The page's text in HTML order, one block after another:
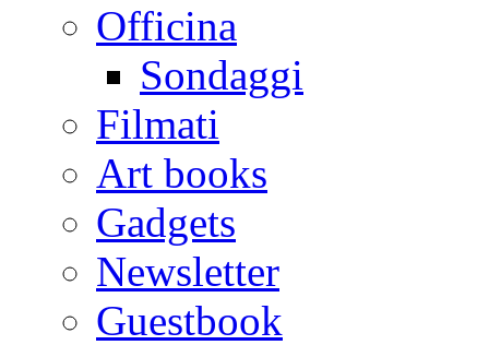
Officina
Sondaggi
Filmati
Art books
Gadgets
Newsletter
Guestbook